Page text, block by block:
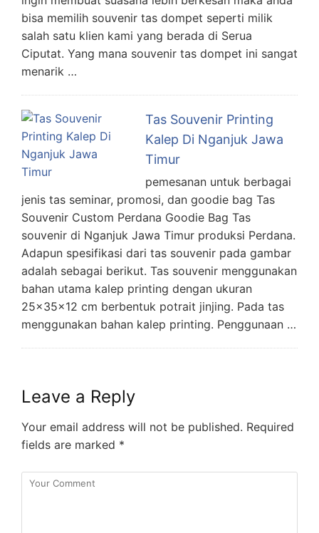
bisa memilih souvenir tas dompet seperti milik
salah satu klien kami yang berada di Serua
Ciputat. Yang mana souvenir tas dompet ini sangat
menarik …
Tas Souvenir Printing
Kalep Di Nganjuk Jawa
Timur
pemesanan untuk berbagai
jenis tas seminar, promosi, dan goodie bag Tas
Souvenir Custom Perdana Goodie Bag Tas
souvenir di Nganjuk Jawa Timur produksi Perdana.
Adapun spesifikasi dari tas souvenir pada gambar
adalah sebagai berikut. Tas souvenir menggunakan
bahan utama kalep printing dengan ukuran
25x35x12 cm berbentuk potrait jinjing. Pada tas
menggunakan bahan kalep printing. Penggunaan …
Leave a Reply
Your email address will not be published. Required
fields are marked *